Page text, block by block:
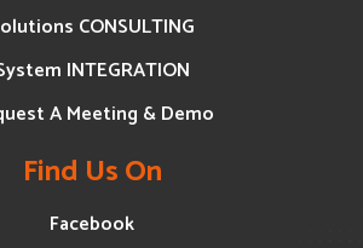
CONSULTING
INTEGRATION
A Meeting & Demo
Find Us On
Facebook